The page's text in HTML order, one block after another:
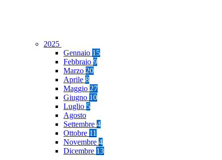
2025
Gennaio 15
Febbraio 9
Marzo 20
Aprile 8
Maggio 27
Giugno 10
Luglio 5
Agosto
Settembre 4
Ottobre 11
Novembre 4
Dicembre 13